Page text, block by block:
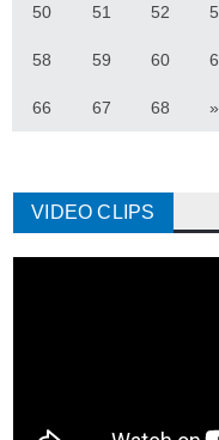
50 51 52
58 59 60
66 67 68 »
VIDEO CLIPS